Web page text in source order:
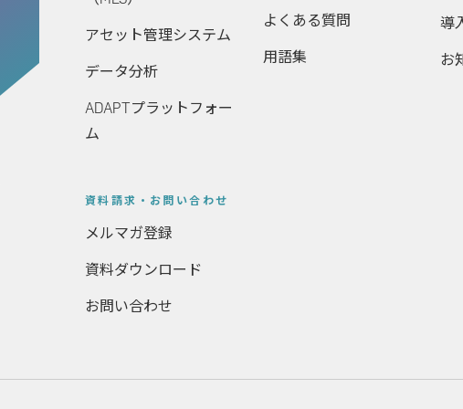
アセット管理システム
データ分析
ADAPTプラットフォー
ム
よくある質問
用語集
導
お
資料請求・お問い合わせ
メルマガ登録
資料ダウンロード
お問い合わせ